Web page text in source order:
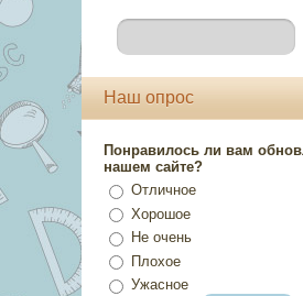
Наш опрос
Понравилось ли вам
нашем сайте?
Отличное
Хорошое
Не очень
Плохое
Ужасное